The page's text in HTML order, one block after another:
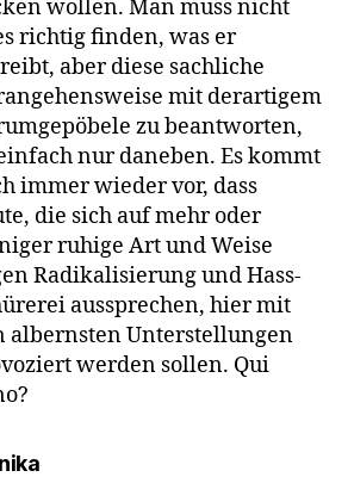
wollen. Man muss nicht
richtig finden, was er
aber diese sachliche
mit derartigem
zu beantworten,
nur daneben. Es kommt
immer wieder vor, dass
die sich auf mehr oder
ruhige Art und Weise
Radikalisierung und Hass-
aussprechen, hier mit
albernsten Unterstellungen
werden sollen. Qui
sagt: